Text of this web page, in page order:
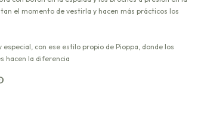
el momento de vestirla y hacen más prácticos los
especial, con ese estilo propio de Pioppa, donde los
hacen la diferencia